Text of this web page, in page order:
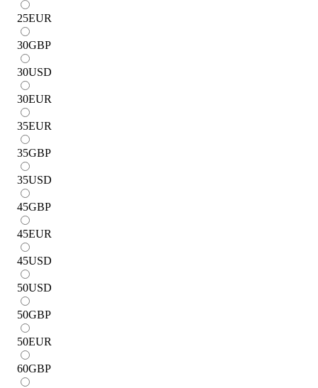
25EUR
30GBP
30USD
30EUR
35EUR
35GBP
35USD
45GBP
45EUR
45USD
50USD
50GBP
50EUR
60GBP